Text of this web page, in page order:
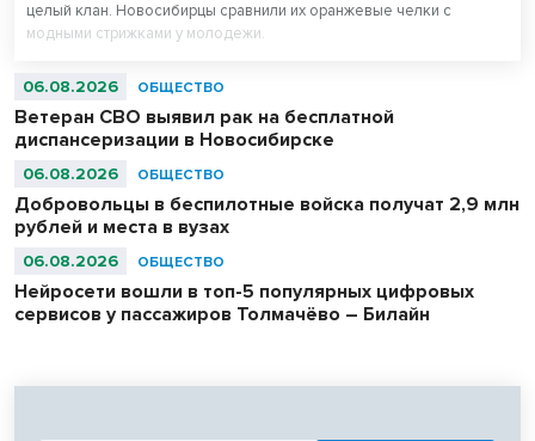
целый клан. Новосибирцы сравнили их оранжевые челки с
модными стрижками у молодежи.
06.08.2026 ОБЩЕСТВО
Ветеран СВО выявил рак на бесплатной
диспансеризации в Новосибирске
06.08.2026 ОБЩЕСТВО
Добровольцы в беспилотные войска получат 2,9 млн
рублей и места в вузах
06.08.2026 ОБЩЕСТВО
Нейросети вошли в топ-5 популярных цифровых
сервисов у пассажиров Толмачёво – Билайн